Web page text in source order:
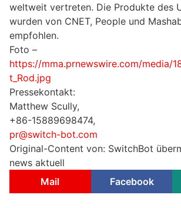
weltweit vertreten. Die Produkte des
wurden von CNET, People und
empfohlen.
Foto –
https://mma.prnewswire.com/media/
t_Rod.jpg
Pressekontakt:
Matthew Scully,
+86-15889698474,
pr@switch-bot.com
Original-Content von: SwitchBot
news aktuell
Mail
Facebook